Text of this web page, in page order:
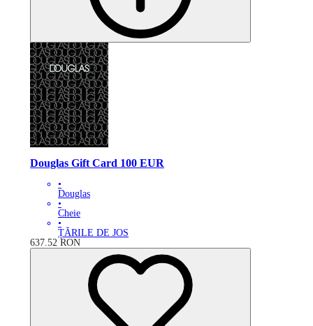
Douglas Gift Card 100 EUR
•
Douglas
•
Cheie
•
ȚĂRILE DE JOS
637.52 RON